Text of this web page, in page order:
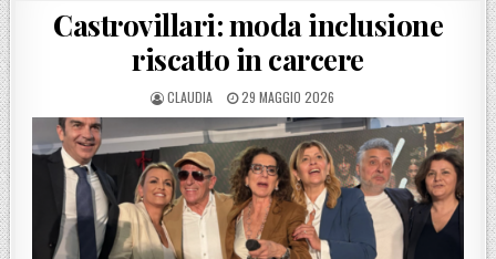
Castrovillari: moda inclusione
riscatto in carcere
POSTED BY
CLAUDIA POSTED ON
29 MAGGIO 2026